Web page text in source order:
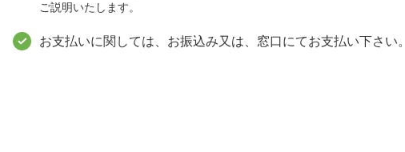
ご説明いたします。
お支払いに関しては、お振込み又は、窓口にてお支払い下さい。